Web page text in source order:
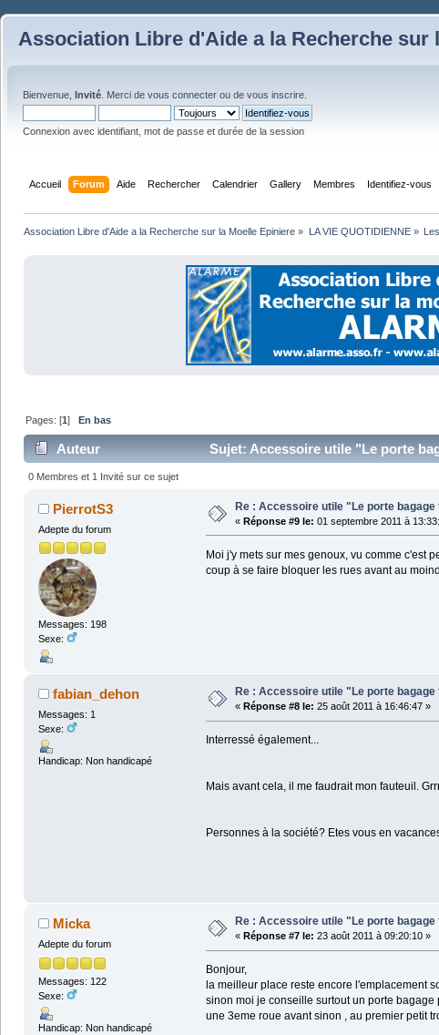
Association Libre d'Aide a la Recherche sur
Bienvenue, Invité . Merci de vous connecter ou de vous inscrire
Connexion avec identifiant, mot de passe et durée de la session
Accueil Forum Aide Rechercher Calendrier Gallery Membres Identifiez-vous
Association Libre d'Aide a la Recherche sur la Moelle Epiniere » LA VIE QUOTIDIENNE»
Pages: [1] En bas
Auteur Sujet: Accessoire utile "Le porte
0 Membres et 1 Invité sur ce sujet
PierrotS3
Adepte du forum
Messages: 198
Sexe:
Re : Accessoire utile "Le porte
« Réponse #9 le: 01 septembre 2011 à
Moi j'y mets sur mes genoux, vu comme c'est
coup à se faire bloquer les rues avant au
fabian_dehon
Messages: 1
Sexe:
Handicap: Non handicapé
Re : Accessoire utile "Le porte
« Réponse #8 le: 25 août 2011 à 16:46:47 »
Interressé également...
Mais avant cela, il me faudrait mon fauteuil.
Personnes à la société? Etes vous en
Micka
Adepte du forum
Messages: 122
Sexe:
Handicap: Non handicapé
Re : Accessoire utile "Le porte
« Réponse #7 le: 23 août 2011 à 09:20:10 »
Bonjour,
la meilleur place reste encore l'emplacement
sinon moi je conseille surtout un porte
une 3eme roue avant sinon , au premier petit